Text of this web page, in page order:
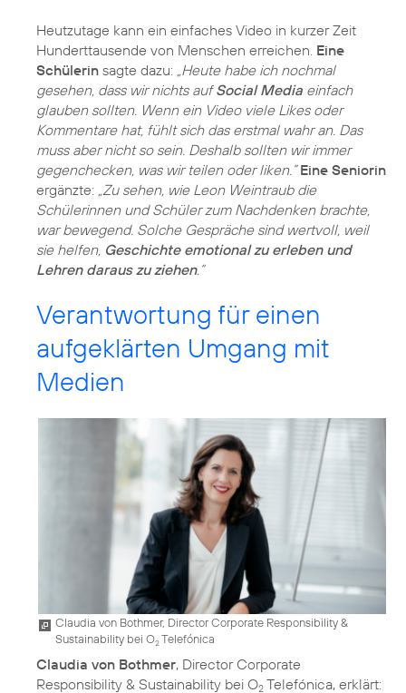
Heutzutage kann ein einfaches Video in kurzer Zeit
Hunderttausende von Menschen erreichen. Eine
Schülerin sagte dazu: „Heute habe ich nochmal
gesehen, dass wir nichts aufSocial Media einfach
glauben sollten. Wenn ein Video viele Likes oder
Kommentare hat, fühlt sich das erstmal wahr an. Das
muss aber nicht so sein. Deshalb sollten wir immer
gegenchecken, was wir teilen oder liken.” Eine Seniorin
ergänzte: „Zu sehen, wie Leon Weintraub die
Schülerinnen und Schüler zum Nachdenken brachte,
war bewegend. Solche Gespräche sind wertvoll, weil
sie helfen, Geschichte emotional zu erleben und
Lehren daraus zu ziehen.“
Verantwortung für einen
aufgeklärten Umgang mit
Medien
Claudia von Bothmer, Director Corporate Responsibility &
Sustainability bei O2Telefónica
Claudia von Bothmer, Director Corporate
Responsibility & Sustainability bei O2 Telefónica, erklärt: